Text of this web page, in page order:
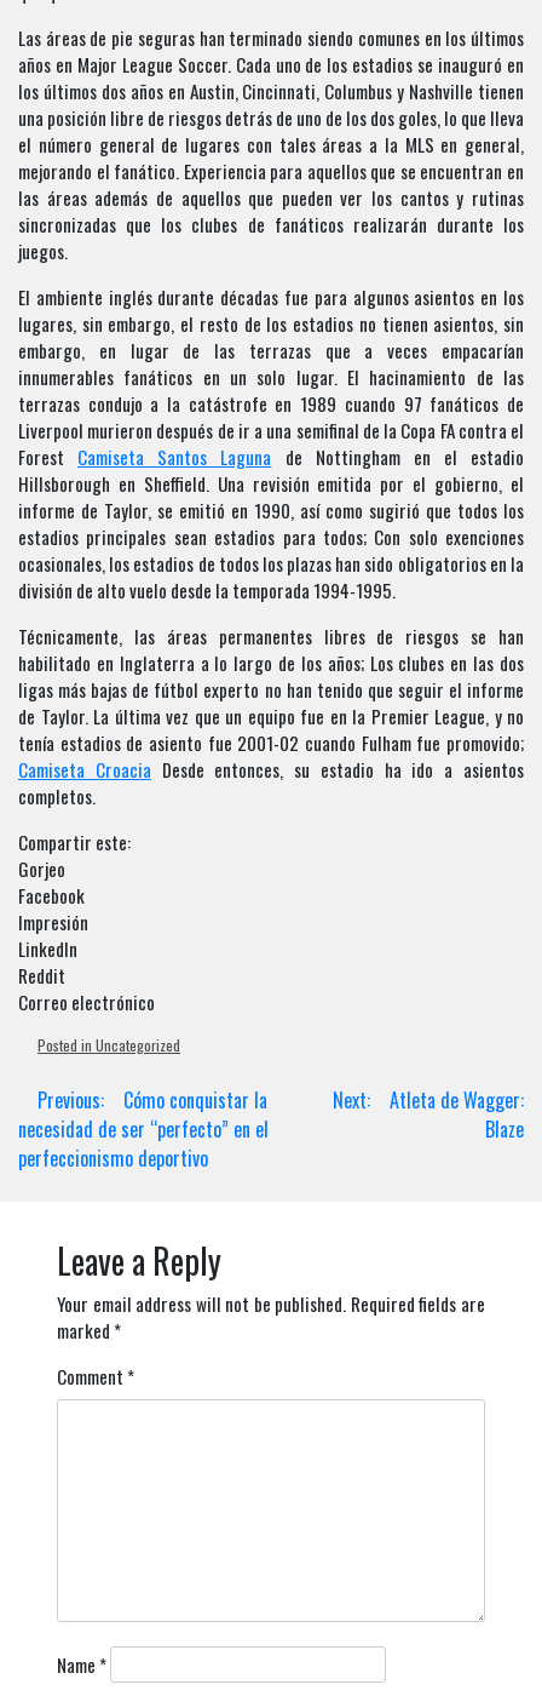
Las áreas de pie seguras han terminado siendo comunes en los últimos
años en Major League Soccer. Cada uno de los estadios se inauguró en
los últimos dos años en Austin, Cincinnati, Columbus y Nashville tienen
una posición libre de riesgos detrás de uno de los dos goles, lo que lleva
el número general de lugares con tales áreas a la MLS en general,
mejorando el fanático. Experiencia para aquellos que se encuentran en
las áreas además de aquellos que pueden ver los cantos y rutinas
sincronizadas que los clubes de fanáticos realizarán durante los
juegos.
El ambiente inglés durante décadas fue para algunos asientos en los
lugares, sin embargo, el resto de los estadios no tienen asientos, sin
embargo, en lugar de las terrazas que a veces empacarían
innumerables fanáticos en un solo lugar. El hacinamiento de las
terrazas condujo a la catástrofe en 1989 cuando 97 fanáticos de
Liverpool murieron después de ir a una semifinal de la Copa FA contra el
Forest Camiseta Santos Laguna de Nottingham en el estadio
Hillsborough en Sheffield. Una revisión emitida por el gobierno, el
informe de Taylor, se emitió en 1990, así como sugirió que todos los
estadios principales sean estadios para todos; Con solo exenciones
ocasionales, los estadios de todos los plazas han sido obligatorios en la
división de alto vuelo desde la temporada 1994-1995.
Técnicamente, las áreas permanentes libres de riesgos se han
habilitado en Inglaterra a lo largo de los años; Los clubes en las dos
ligas más bajas de fútbol experto no han tenido que seguir el informe
de Taylor. La última vez que un equipo fue en la Premier League, y no
tenía estadios de asiento fue 2001-02 cuando Fulham fue promovido;
Camiseta Croacia Desde entonces, su estadio ha ido a asientos
completos.
Compartir este:
Gorjeo
Facebook
Impresión
LinkedIn
Reddit
Correo electrónico
Posted in Uncategorized
Post
navigation
Previous:
Cómo conquistar la
necesidad de ser “perfecto” en el
perfeccionismo deportivo
Next:
Atleta de Wagger:
Blaze
Leave a Reply
Your email address will not be published. Required fields are
marked *
Comment *
Name *